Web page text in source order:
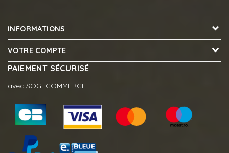
INFORMATIONS
VOTRE COMPTE
PAIEMENT SÉCURISÉ
avec SOGECOMMERCE